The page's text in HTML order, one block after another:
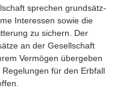
sich nach folgenden
Vertriebsteam für
Beziehungen zu B2B-
betreuen wird. B2B-
Website zu
– online und offline?
sprechen grundsätz-
Interessen sowie die
zu sichern. Der
an der Gesellschaft
Vermögen übergeben
für den Erbfall